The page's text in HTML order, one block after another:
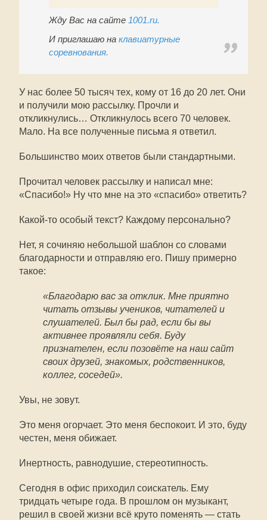
Жду Вас на сайте 1001.ru.
И приглашаю на клавиатурные
соревнования.
У нас более 50 тысяч тех, кому от 16 до 20 лет. Они
и получили мою рассылку. Прочли и
откликнулись… Откликнулось всего 70 человек.
Мало. На все полученные письма я ответил.
Большинство моих ответов были стандартными.
Прочитал человек рассылку и написал мне:
«Спасибо!» Ну что мне на это «спасибо» ответить?
Какой-то особый текст? Каждому персонально?
Нет, я сочиняю небольшой шаблон со словами
благодарности и отправляю его. Пишу примерно
такое:
«Благодарю вас за отклик. Мне приятно
читать отзывы учеников, читателей и
слушателей. Был бы рад, если бы вы
активнее проявляли себя. Буду
признателен, если позовёте на наш сайт
своих друзей, знакомых, родственников,
коллег, соседей».
Увы, не зовут.
Это меня огорчает. Это меня беспокоит. И это, буду
честен, меня обижает.
Инертность, равнодушие, стереотипность.
Сегодня в офис приходил соискатель. Ему
тридцать четыре года. В прошлом он музыкант,
решил в своей жизни всё круто поменять — стать